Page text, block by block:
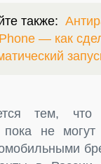
также:
— как
тем,
не могут